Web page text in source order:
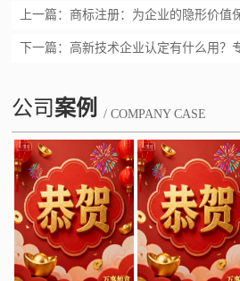
上一篇： 商标注册：为企业的隐形价值
下一篇： 高新技术企业认定有什么用？专家呼吁企业
公司案例 / COMPANY CASE